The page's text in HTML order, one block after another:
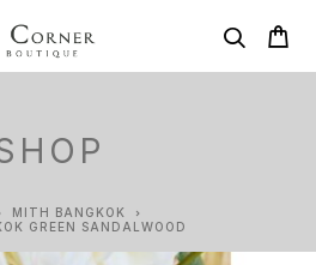
MITH BANGKOK
GREEN SANDALWOOD